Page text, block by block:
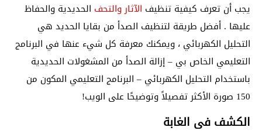
يجب أن تعرف كيفية تنظيف الآثار والتحف الحديدية والحفاظ
عليها . أفضل طريقة لتنظيف الصدأ من بقايا الحديد هي
التحليل الكهربائي ، ويمكنك معرفة كل شيء عنها في البرنامج
التعليمي الخاص بي – إزالة الصدأ من المشغولات الحديدية
باستخدام التحليل الكهربائي – البرنامج التعليمي المكون من
150 صورة الأكثر تفصيلاً وتوضيحًا على الويب!
الكشف فى الغابة